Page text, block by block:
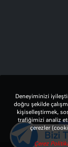
Deneyiminizi
doğru şekilde
kişiselleştirmek,
trafiğimizi analiz
çerezler
Çerez
Bizi